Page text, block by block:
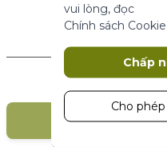
TẠO
Cookie tiếp thị
dõi và thu thập
khách truy cập
lưu trữ dữ liệu
vui lòng, đọc
Chính sách Cookie
Chấp
Cho